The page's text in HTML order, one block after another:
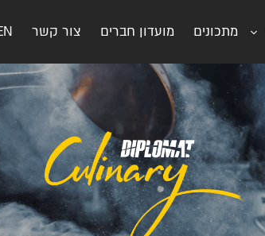
מתכונים מועדון חברים צור קשר